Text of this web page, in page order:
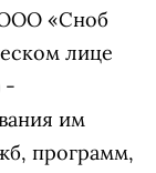
ООО «Сноб
лице
-
им
программ,